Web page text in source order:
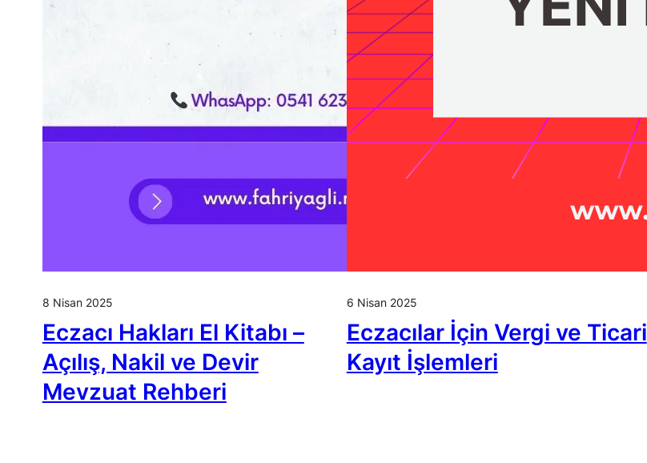
8 Nisan 2025
Eczacı Hakları El Kitabı –
Açılış, Nakil ve Devir
Mevzuat Rehberi
6 Nisan 2025
Eczacılar İçin Vergi ve Ticari
Kayıt İşlemleri